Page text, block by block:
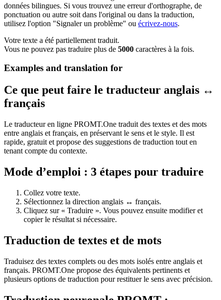
données bilingues. Si vous trouvez une erreur d'orthographe, de
ponctuation ou autre soit dans l'original ou dans la traduction,
utilisez l'option "Signaler un problème" ou écrivez-nous.
Votre texte a été partiellement traduit.
Vous ne pouvez pas traduire plus de 5000 caractères à la fois.
Examples and translation for
Ce que peut faire le traducteur anglais ↔
français
Le traducteur en ligne PROMT.One traduit des textes et des mots
entre anglais et français, en préservant le sens et le style. Il est
rapide, gratuit et propose des suggestions de traduction tout en
tenant compte du contexte.
Mode d’emploi : 3 étapes pour traduire
Collez votre texte.
Sélectionnez la direction anglais ↔ français.
Cliquez sur « Traduire ». Vous pouvez ensuite modifier et
copier le résultat si nécessaire.
Traduction de textes et de mots
Traduisez des textes complets ou des mots isolés entre anglais et
français. PROMT.One propose des équivalents pertinents et
plusieurs options de traduction pour restituer le sens avec précision.